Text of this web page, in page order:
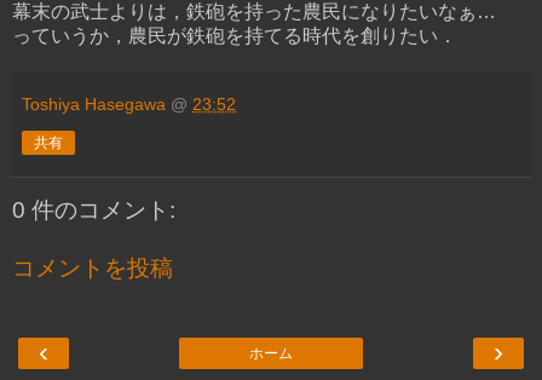
幕末の武士よりは，鉄砲を持った農民になりたいなぁ…
っていうか，農民が鉄砲を持てる時代を創りたい．
Toshiya Hasegawa @ 23:52
共有
0 件のコメント:
コメントを投稿
‹ ›
ホーム